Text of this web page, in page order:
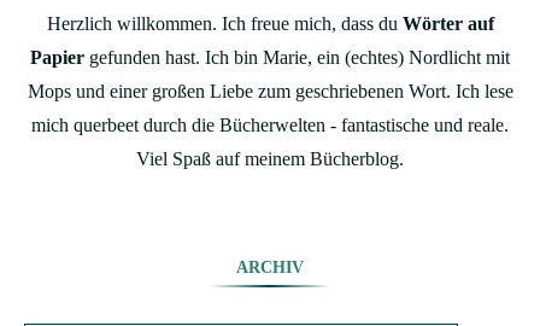
Herzlich willkommen. Ich freue mich, dass du Wörter auf
Papier gefunden hast. Ich bin Marie, ein (echtes) Nordlicht mit
Mops und einer großen Liebe zum geschriebenen Wort. Ich lese
mich querbeet durch die Bücherwelten - fantastische und reale.
Viel Spaß auf meinem Bücherblog.
ARCHIV